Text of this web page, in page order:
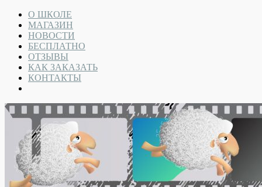
О ШКОЛЕ
МАГАЗИН
НОВОСТИ
БЕСПЛАТНО
ОТЗЫВЫ
КАК ЗАКАЗАТЬ
КОНТАКТЫ